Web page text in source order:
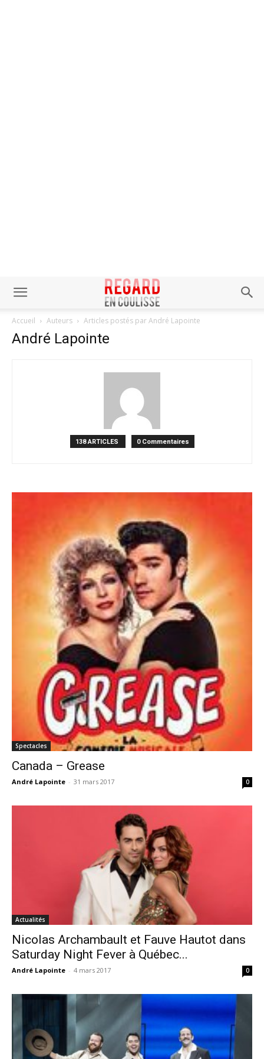
Accueil Auteurs Articles postés par André Lapointe
André Lapointe
138 ARTICLES 0 Commentaires
Spectacles
Canada – Grease
André Lapointe - 31 mars 2017 0
Actualités
Nicolas Archambault et Fauve Hautot dans
Saturday Night Fever à Québec...
André Lapointe - 4 mars 2017 0